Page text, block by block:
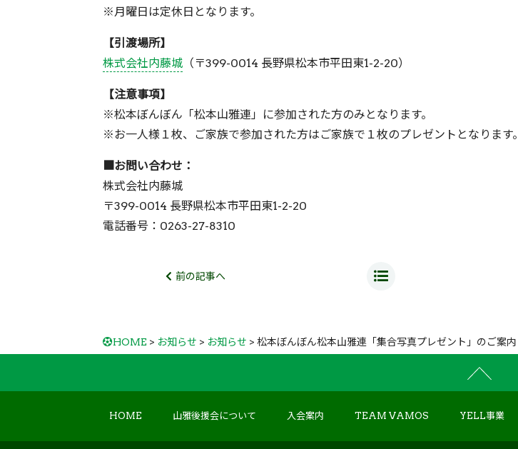
※月曜日は定休日となります。
【引渡場所】
株式会社内藤城 （〒399-0014 長野県松本市平田東1-2-20）
【注意事項】
※松本ぼんぼん「松本山雅連」に参加された方のみとなります。
※お一人様１枚、ご家族で参加された方はご家族で１枚のプレゼントとなります。
■お問い合わせ：
株式会社内藤城
〒399-0014 長野県松本市平田東1-2-20
電話番号：0263-27-8310
前の記事へ
HOME > お知らせ > お知らせ > 松本ぼんぼん松本山雅連「集合写真プレゼント」のご案内
HOME 山雅後援会について 入会案内 TEAM VAMOS YELL事業